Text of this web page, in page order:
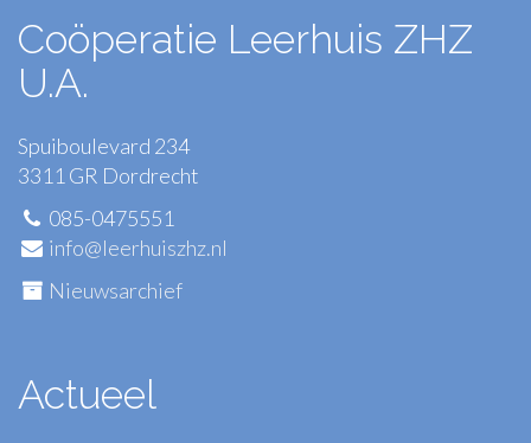
Coöperatie Leerhuis ZHZ
U.A.
Spuiboulevard 234
3311 GR Dordrecht
085-0475551
info@leerhuiszhz.nl
Nieuwsarchief
Actueel